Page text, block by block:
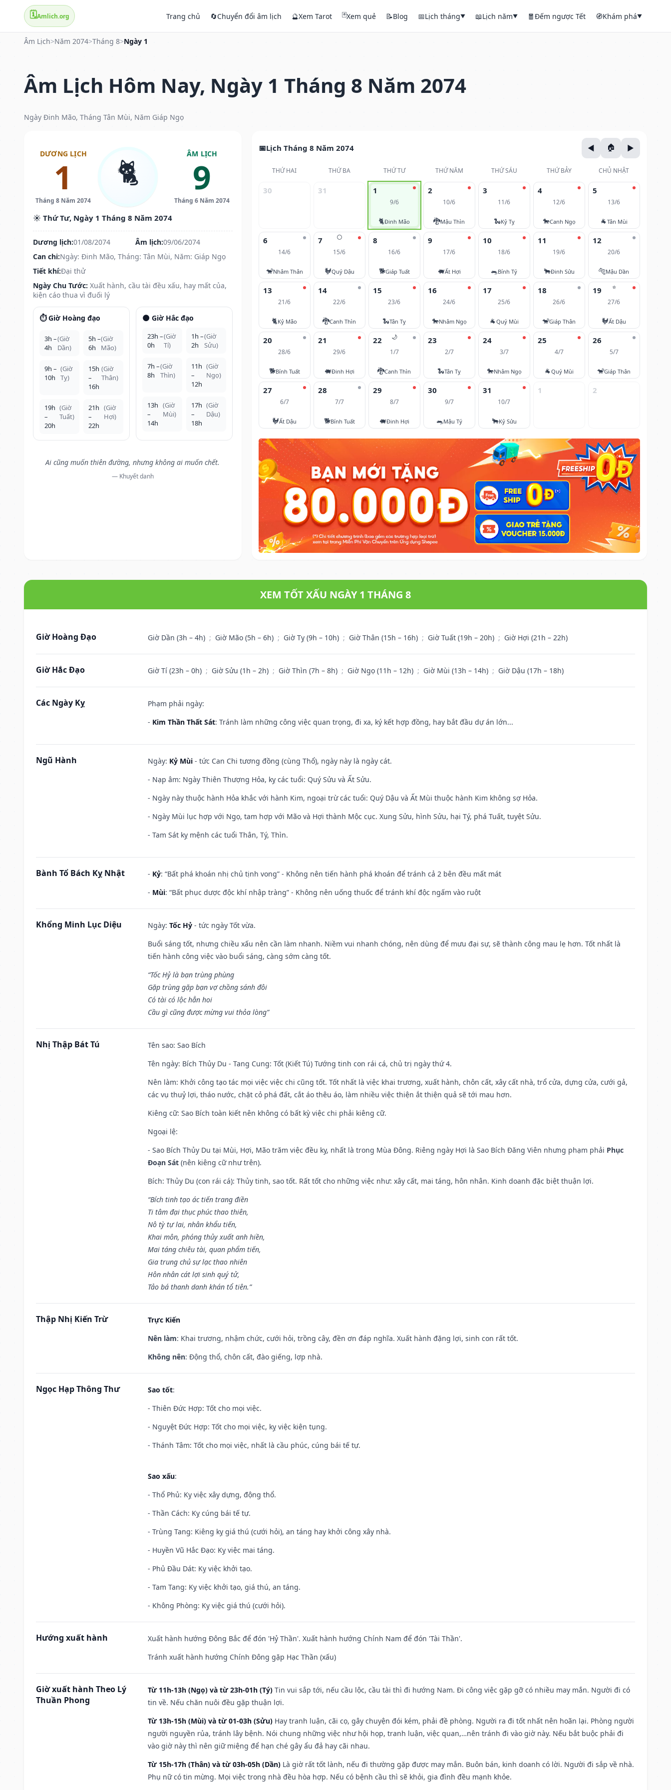
🗓️Amlich.org Trang chủ 🔄Chuyển đổi âm lịch 🔮Xem Tarot 🃏Xem quẻ 📝Blog 📅Lịch tháng▼ 📖Lịch năm▼ 🧧Đếm ngược Tết 🧭Khám phá▼
Âm Lịch>Năm 2074>Tháng 8>Ngày 1
Âm Lịch Hôm Nay, Ngày 1 Tháng 8 Năm 2074
Ngày Đinh Mão, Tháng Tân Mùi, Năm Giáp Ngọ
DƯƠNG LỊCH
1
Tháng 8 Năm 2074
🐈 ÂM LỊCH
9
Tháng 6 Năm 2074
☀️ Thứ Tư, Ngày 1 Tháng 8 Năm 2074
Dương lịch:01/08/2074 Âm lịch:09/06/2074
Can chi:Ngày: Đinh Mão, Tháng: Tân Mùi, Năm: Giáp Ngọ
Tiết khí:Đại thử
Ngày Chu Tước: Xuất hành, cầu tài đều xấu, hay mất của,
kiện cáo thua vì đuối lý
⏱️ Giờ Hoàng đạo
3h –
4h
(Giờ
Dần)
5h –
6h
(Giờ
Mão)
9h –
10h
(Giờ
Tỵ)
15h
–
16h
(Giờ
Thân)
19h
–
20h
(Giờ
Tuất)
21h
–
22h
(Giờ
Hợi)
🌑 Giờ Hắc đạo
23h –
0h
(Giờ
Tí)
1h –
2h
(Giờ
Sửu)
7h –
8h
(Giờ
Thìn)
11h
–
12h
(Giờ
Ngọ)
13h
–
14h
(Giờ
Mùi)
17h
–
18h
(Giờ
Dậu)
Ai cũng muốn thiên đường, nhưng không ai muốn chết.
— Khuyết danh
Lịch Tháng 8 Năm 2074
THỨ HAI THỨ BA THỨ TƯ THỨ NĂM THỨ SÁU THỨ BẢY CHỦ NHẬT
30 31 1
9/6
🐈Đinh Mão
2
10/6
🐉Mậu Thìn
3
11/6
🐍Kỷ Tỵ
4
12/6
🐎Canh Ngọ
5
13/6
🐐Tân Mùi
6
14/6
🐒Nhâm Thân
🌕
7
15/6
🐓Quý Dậu
8
16/6
🐕Giáp Tuất
9
17/6
🐖Ất Hợi
10
18/6
🐀Bính Tý
11
19/6
🐂Đinh Sửu
12
20/6
🐅Mậu Dần
13
21/6
🐈Kỷ Mão
14
22/6
🐉Canh Thìn
15
23/6
🐍Tân Tỵ
16
24/6
🐎Nhâm Ngọ
17
25/6
🐐Quý Mùi
18
26/6
🐒Giáp Thân
⭐
19
27/6
🐓Ất Dậu
20
28/6
🐕Bính Tuất
21
29/6
🐖Đinh Hợi
🌙
22
1/7
🐉Canh Thìn
23
2/7
🐍Tân Tỵ
24
3/7
🐎Nhâm Ngọ
25
4/7
🐐Quý Mùi
26
5/7
🐒Giáp Thân
27
6/7
🐓Ất Dậu
28
7/7
🐕Bính Tuất
29
8/7
🐖Đinh Hợi
30
9/7
🐀Mậu Tý
31
10/7
🐂Kỷ Sửu
1 2
XEM TỐT XẤU NGÀY 1 THÁNG 8
Giờ Hoàng Đạo Giờ Dần (3h – 4h) ; Giờ Mão (5h – 6h) ; Giờ Tỵ (9h – 10h) ; Giờ Thân (15h – 16h) ; Giờ Tuất (19h – 20h) ; Giờ Hợi (21h – 22h)
Giờ Hắc Đạo Giờ Tí (23h – 0h) ; Giờ Sửu (1h – 2h) ; Giờ Thìn (7h – 8h) ; Giờ Ngọ (11h – 12h) ; Giờ Mùi (13h – 14h) ; Giờ Dậu (17h – 18h)
Các Ngày Kỵ
Phạm phải ngày:
- Kim Thần Thất Sát: Tránh làm những công việc quan trọng, đi xa, ký kết hợp đồng, hay bắt đầu dự án lớn...
Ngũ Hành Ngày: Kỷ Mùi - tức Can Chi tương đồng (cùng Thổ), ngày này là ngày cát.
- Nạp âm: Ngày Thiên Thượng Hỏa, kỵ các tuổi: Quý Sửu và Ất Sửu.
- Ngày này thuộc hành Hỏa khắc với hành Kim, ngoại trừ các tuổi: Quý Dậu và Ất Mùi thuộc hành Kim không sợ Hỏa.
- Ngày Mùi lục hợp với Ngọ, tam hợp với Mão và Hợi thành Mộc cục. Xung Sửu, hình Sửu, hại Tý, phá Tuất, tuyệt Sửu.
- Tam Sát kỵ mệnh các tuổi Thân, Tý, Thìn.
Bành Tổ Bách Kỵ Nhật - Kỷ: “Bất phá khoán nhị chủ tịnh vong” - Không nên tiến hành phá khoán để tránh cả 2 bên đều mất mát
- Mùi: “Bất phục dược độc khí nhập tràng” - Không nên uống thuốc để tránh khí độc ngấm vào ruột
Khổng Minh Lục Diệu Ngày: Tốc Hỷ - tức ngày Tốt vừa.
Buổi sáng tốt, nhưng chiều xấu nên cần làm nhanh. Niềm vui nhanh chóng, nên dùng để mưu đại sự, sẽ thành công mau lẹ hơn. Tốt nhất là
tiến hành công việc vào buổi sáng, càng sớm càng tốt.
“Tốc Hỷ là bạn trùng phùng
Gặp trùng gặp bạn vợ chồng sánh đôi
Có tài có lộc hẳn hoi
Cầu gì cũng được mừng vui thỏa lòng”
Nhị Thập Bát Tú Tên sao: Sao Bích
Tên ngày: Bích Thủy Du - Tang Cung: Tốt (Kiết Tú) Tướng tinh con rái cá, chủ trị ngày thứ 4.
Nên làm: Khởi công tạo tác mọi việc việc chi cũng tốt. Tốt nhất là việc khai trương, xuất hành, chôn cất, xây cất nhà, trổ cửa, dựng cửa, cưới gả,
các vụ thuỷ lợi, tháo nước, chặt cỏ phá đất, cắt áo thêu áo, làm nhiều việc thiện ắt thiện quả sẽ tới mau hơn.
Kiêng cữ: Sao Bích toàn kiết nên không có bất kỳ việc chi phải kiêng cữ.
Ngoại lệ:
- Sao Bích Thủy Du tại Mùi, Hợi, Mão trăm việc đều kỵ, nhất là trong Mùa Đông. Riêng ngày Hợi là Sao Bích Đăng Viên nhưng phạm phải Phục
Đoạn Sát (nên kiêng cữ như trên).
Bích: Thủy Du (con rái cá): Thủy tinh, sao tốt. Rất tốt cho những việc như: xây cất, mai táng, hôn nhân. Kinh doanh đặc biệt thuận lợi.
“Bích tinh tạo ác tiến trang điền
Ti tâm đại thục phúc thao thiên,
Nô tỳ tự lai, nhân khẩu tiến,
Khai môn, phóng thủy xuất anh hiền,
Mai táng chiêu tài, quan phẩm tiến,
Gia trung chủ sự lạc thao nhiên
Hôn nhân cát lợi sinh quý tử,
Tảo bá thanh danh khán tổ tiên.”
Thập Nhị Kiến Trừ
Trực Kiến
Nên làm: Khai trương, nhậm chức, cưới hỏi, trồng cây, đền ơn đáp nghĩa. Xuất hành đặng lợi, sinh con rất tốt.
Không nên: Động thổ, chôn cất, đào giếng, lợp nhà.
Ngọc Hạp Thông Thư Sao tốt:
- Thiên Đức Hợp: Tốt cho mọi việc.
- Nguyệt Đức Hợp: Tốt cho mọi việc, kỵ việc kiện tụng.
- Thánh Tâm: Tốt cho mọi việc, nhất là cầu phúc, cúng bái tế tự.
Sao xấu:
- Thổ Phủ: Kỵ việc xây dựng, động thổ.
- Thần Cách: Kỵ cúng bái tế tự.
- Trùng Tang: Kiêng kỵ giá thú (cưới hỏi), an táng hay khởi công xây nhà.
- Huyền Vũ Hắc Đạo: Kỵ việc mai táng.
- Phủ Đầu Dát: Kỵ việc khởi tạo.
- Tam Tang: Kỵ việc khởi tạo, giá thú, an táng.
- Không Phòng: Kỵ việc giá thú (cưới hỏi).
Hướng xuất hành
Xuất hành hướng Đông Bắc để đón 'Hỷ Thần'. Xuất hành hướng Chính Nam để đón 'Tài Thần'.
Tránh xuất hành hướng Chính Đông gặp Hạc Thần (xấu)
Giờ xuất hành Theo Lý
Thuần Phong
Từ 11h-13h (Ngọ) và từ 23h-01h (Tý) Tin vui sắp tới, nếu cầu lộc, cầu tài thì đi hướng Nam. Đi công việc gặp gỡ có nhiều may mắn. Người đi có
tin về. Nếu chăn nuôi đều gặp thuận lợi.
Từ 13h-15h (Mùi) và từ 01-03h (Sửu) Hay tranh luận, cãi cọ, gây chuyện đói kém, phải đề phòng. Người ra đi tốt nhất nên hoãn lại. Phòng người
người nguyền rủa, tránh lây bệnh. Nói chung những việc như hội họp, tranh luận, việc quan,…nên tránh đi vào giờ này. Nếu bắt buộc phải đi
vào giờ này thì nên giữ miệng để hạn ché gây ẩu đả hay cãi nhau.
Từ 15h-17h (Thân) và từ 03h-05h (Dần) Là giờ rất tốt lành, nếu đi thường gặp được may mắn. Buôn bán, kinh doanh có lời. Người đi sắp về nhà.
Phụ nữ có tin mừng. Mọi việc trong nhà đều hòa hợp. Nếu có bệnh cầu thì sẽ khỏi, gia đình đều mạnh khỏe.